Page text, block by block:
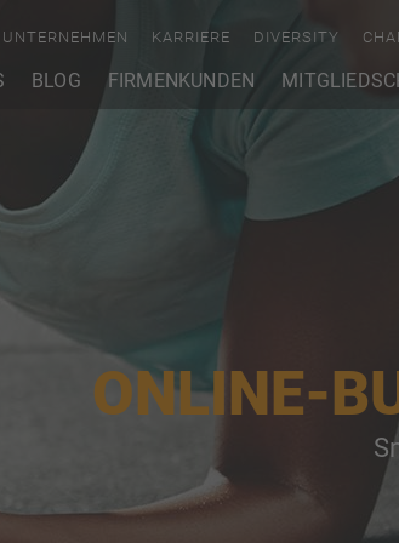
BLOG FIRMENKUNDEN
UNTERNEHMEN KARRIERE DIVERSITY
ONLINE-